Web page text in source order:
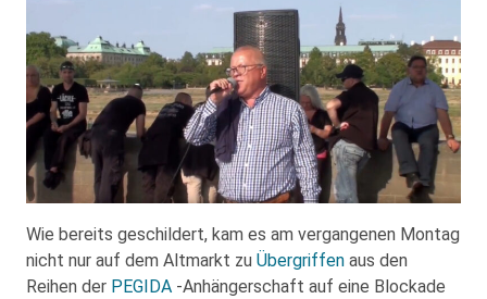
Wie bereits geschildert, kam es am vergangenen Montag
nicht nur auf dem Altmarkt zu Übergriffen aus den
Reihen der PEGIDA -Anhängerschaft auf eine Blockade